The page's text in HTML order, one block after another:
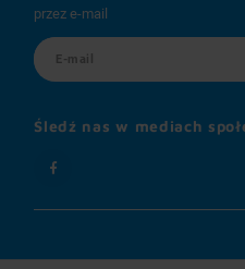
przez e-mail
Śledź nas w mediach